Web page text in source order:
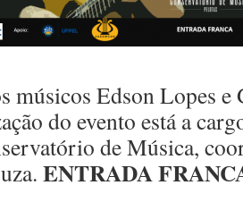
músicos Edson Lopes e
do evento está a
de Música,
ENTRADA